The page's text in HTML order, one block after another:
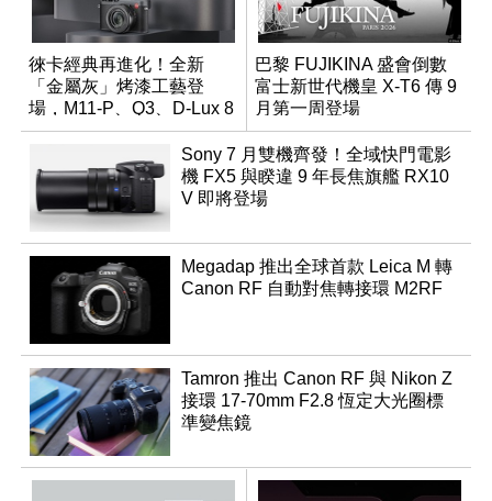
徠卡經典再進化！全新
「金屬灰」烤漆工藝登
場，M11-P、Q3、D-Lux 8
領銜換裝
巴黎 FUJIKINA 盛會倒數
富士新世代機皇 X-T6 傳 9
月第一周登場
Sony 7 月雙機齊發！全域快門電影
機 FX5 與睽違 9 年長焦旗艦 RX10
V 即將登場
Megadap 推出全球首款 Leica M 轉
Canon RF 自動對焦轉接環 M2RF
Tamron 推出 Canon RF 與 Nikon Z
接環 17-70mm F2.8 恆定大光圈標
準變焦鏡